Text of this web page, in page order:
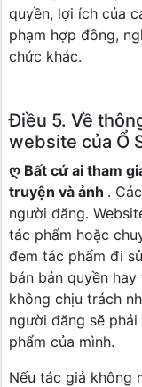
quyền, lợi ích của
phạm hợp đồng,
chức khác.
Điều 5. Về
website của Ổ
ღ Bất cứ ai tham
truyện và ảnh .
người đăng.
tác phẩm hoặc
đem tác phẩm đi
bán bản quyền
không chịu trách
người đăng sẽ
phẩm của mình.
Nếu tác giả không